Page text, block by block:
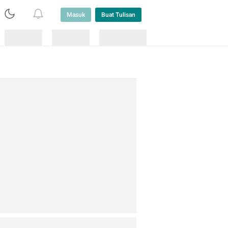
Masuk Buat Tulisan